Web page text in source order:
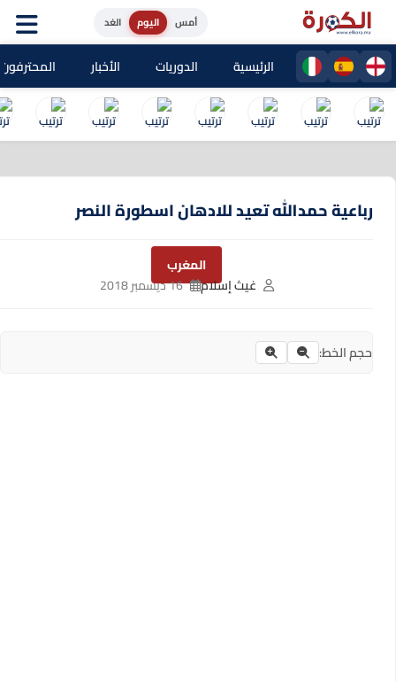
اليوم الغد
الرئيسية الدوريات الأخبار المحترفون
رباعية حمدالله تعيد للادهان اسطورة النصر
المغرب
غيث إسلام
16 ديسمبر 2018
حجم الخط: